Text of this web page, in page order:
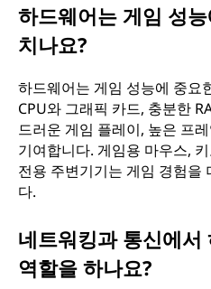
하드웨어는 게임 성
치나요?
하드웨어는 게임 성능에 중요
CPU와 그래픽 카드, 충분한
드러운 게임 플레이, 높은 프
기여합니다. 게임용 마우스,
전용 주변기기는 게임 경험을
다.
네트워킹과 통신에서
역할을 하나요?